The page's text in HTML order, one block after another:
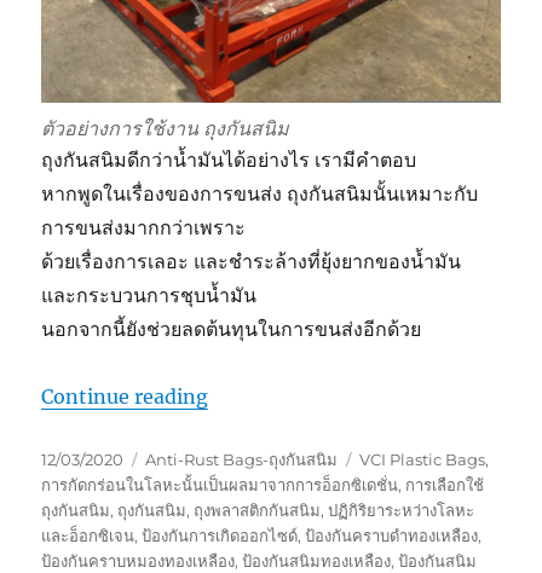
ตัวอย่างการใช้งาน ถุงกันสนิม
ถุงกันสนิมดีกว่าน้ำมันได้อย่างไร เรามีคำตอบ
หากพูดในเรื่องของการขนส่ง ถุงกันสนิมนั้นเหมาะกับ
การขนส่งมากกว่าเพราะ
ด้วยเรื่องการเลอะ และชำระล้างที่ยุ้งยากของน้ำมัน
และกระบวนการชุบน้ำมัน
นอกจากนี้ยังช่วยลดต้นทุนในการขนส่งอีกด้วย
Continue reading“ถุงกันสนิม ดีกว่าน้ำมันรอบด้าน”
Posted
on
12/03/2020 Categories
Anti-Rust Bags-ถุงกันสนิม Tags
VCI Plastic Bags,
การกัดกร่อนในโลหะนั้นเป็นผลมาจากการอ็อกซิเดชั่น, การเลือกใช้
ถุงกันสนิม, ถุงกันสนิม, ถุงพลาสติกกันสนิม,ปฏิกิริยาระหว่างโลหะ
และอ็อกซิเจน,ป้องกันการเกิดออกไซด์,ป้องกันคราบดำทองเหลือง,
ป้องกันคราบหมองทองเหลือง,ป้องกันสนิมทองเหลือง,ป้องกันสนิม